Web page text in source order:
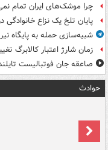
چرا موشک‌های ایران تمام
پایان تلخ یک نزاع خانوادگی
شبیه‌سازی حمله به پایگاه
زمان شارژ اعتبار کالابرگ
صاعقه جان فوتبالیست
حوادث